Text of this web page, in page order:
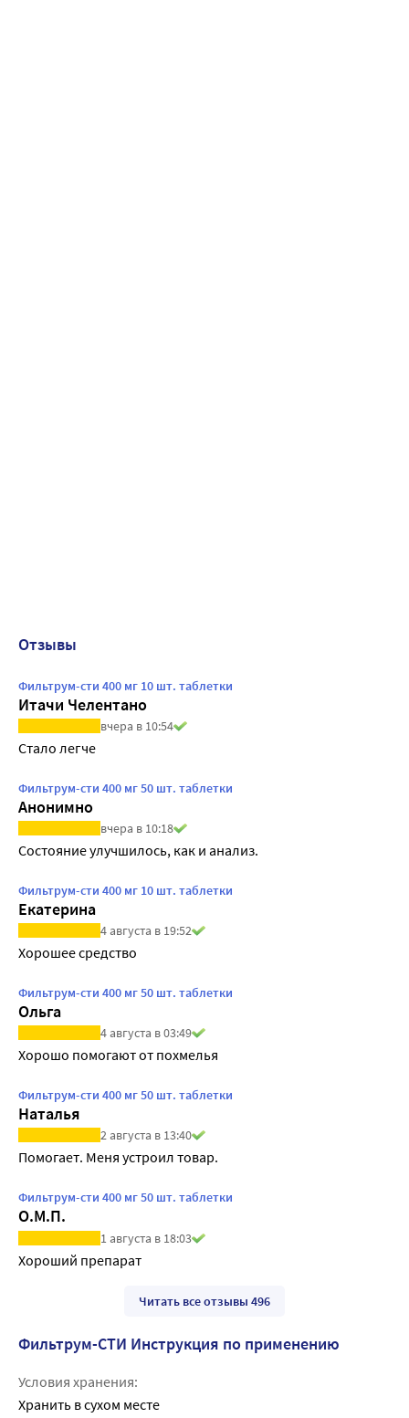
Отзывы
Фильтрум-сти 400 мг 10 шт. таблетки
Итачи Челентано
вчера в 10:54
Стало легче
Фильтрум-сти 400 мг 50 шт. таблетки
Анонимно
вчера в 10:18
Состояние улучшилось, как и анализ.
Фильтрум-сти 400 мг 10 шт. таблетки
Екатерина
4 августа в 19:52
Хорошее средство
Фильтрум-сти 400 мг 50 шт. таблетки
Ольга
4 августа в 03:49
Хорошо помогают от похмелья
Фильтрум-сти 400 мг 50 шт. таблетки
Наталья
2 августа в 13:40
Помогает. Меня устроил товар.
Фильтрум-сти 400 мг 50 шт. таблетки
О.М.П.
1 августа в 18:03
Хороший препарат
Читать все отзывы 496
Фильтрум-СТИ Инструкция по применению
Условия хранения:
Хранить в сухом месте